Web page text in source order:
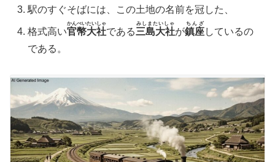
​駅のすぐそばには、この土地の名前を冠した、
格式高い官幣大社
かんぺいたいしゃ
である三島大社
みしまたいしゃ
が鎮座
ちんざ
しているの
である。